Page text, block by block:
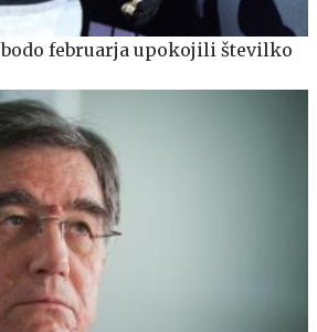
februarja upokojili številko